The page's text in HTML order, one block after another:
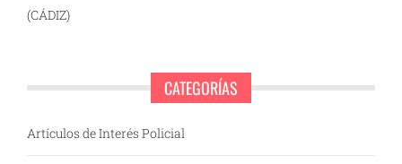
(CÁDIZ)
CATEGORÍAS
Artículos de Interés Policial